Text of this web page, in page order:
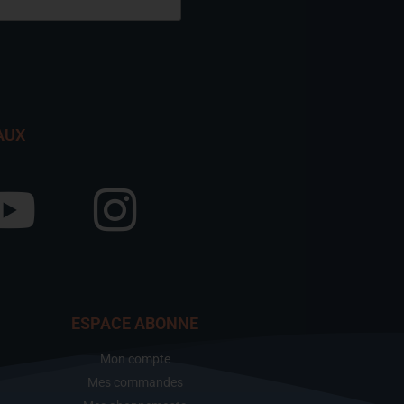
ESPACE ABONNE
Mon compte
Mes commandes